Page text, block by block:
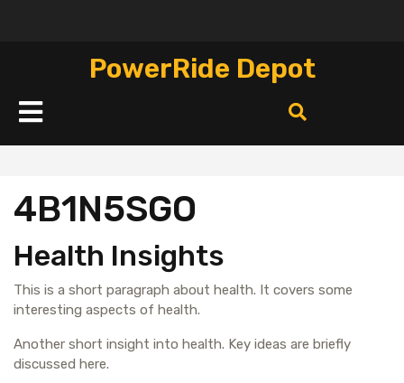
PowerRide Depot
Кнопка
Открыть
4B1N5SGO
Health Insights
This is a short paragraph about health. It covers some
interesting aspects of health.
Another short insight into health. Key ideas are briefly
discussed here.